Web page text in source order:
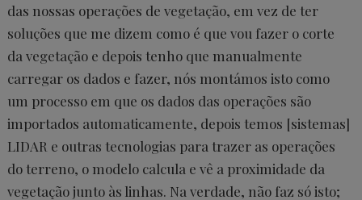
das nossas operações de vegetação, em vez de ter
soluções que me dizem como é que vou fazer o corte
da vegetação e depois tenho que manualmente
carregar os dados e fazer, nós montámos isto como
um processo em que os dados das operações são
importados automaticamente, depois temos [sistemas]
LIDAR e outras tecnologias para trazer as operações
do terreno, o modelo calcula e vê a proximidade da
vegetação junto às linhas. Na verdade, não faz só isto;